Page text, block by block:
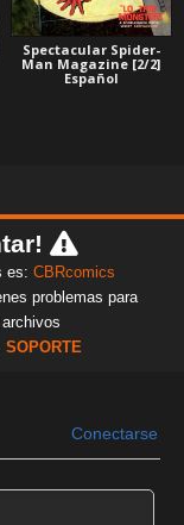
Spectacular Spider-
Man Magazine [2/2]
Español
es: CBRcomics
problemas para
SOPORTE
Conectarse